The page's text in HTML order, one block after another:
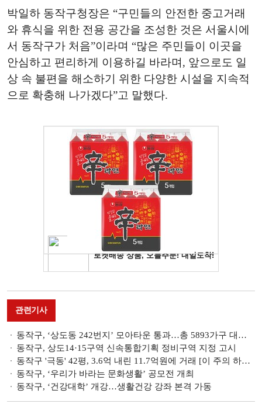
박일하 동작구청장은 “구민들의 안전한 중고거래
와 휴식을 위한 전용 공간을 조성한 것은 서울시에
서 동작구가 처음”이라며 “많은 주민들이 이곳을
안심하고 편리하게 이용하길 바라며, 앞으로도 일
상 속 불편을 해소하기 위한 다양한 시설을 지속적
으로 확충해 나가겠다”고 말했다.
관련기사
동작구, ‘상도동 242번지’ 모아타운 통과…총 5893가구 대단지 탈바꿈 예정
동작구, 상도14·15구역 신속통합기획 정비구역 지정 고시
동작구 '극동' 42평, 3.6억 내린 11.7억원에 거래 [이 주의 하락아파트]
동작구, ‘우리가 바라는 문화생활’ 공모전 개최
동작구, ‘건강대학’ 개강…생활건강 강좌 본격 가동